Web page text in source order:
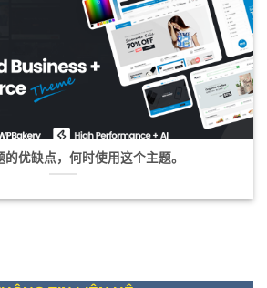
的优缺点，何时使用这个主题。